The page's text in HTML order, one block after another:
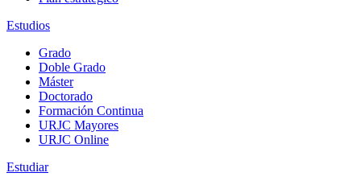
Estudios
Grado
Doble Grado
Máster
Doctorado
Formación Continua
URJC Mayores
URJC Online
Estudiar